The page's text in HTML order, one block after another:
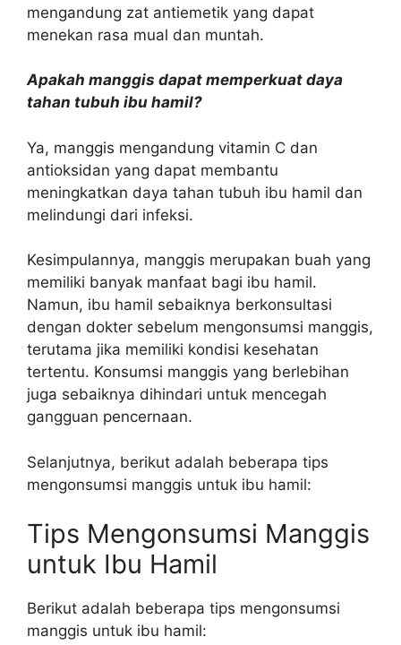
mengandung zat antiemetik yang dapat
menekan rasa mual dan muntah.
Apakah manggis dapat memperkuat daya
tahan tubuh ibu hamil?
Ya, manggis mengandung vitamin C dan
antioksidan yang dapat membantu
meningkatkan daya tahan tubuh ibu hamil dan
melindungi dari infeksi.
Kesimpulannya, manggis merupakan buah yang
memiliki banyak manfaat bagi ibu hamil.
Namun, ibu hamil sebaiknya berkonsultasi
dengan dokter sebelum mengonsumsi manggis,
terutama jika memiliki kondisi kesehatan
tertentu. Konsumsi manggis yang berlebihan
juga sebaiknya dihindari untuk mencegah
gangguan pencernaan.
Selanjutnya, berikut adalah beberapa tips
mengonsumsi manggis untuk ibu hamil:
Tips Mengonsumsi Manggis
untuk Ibu Hamil
Berikut adalah beberapa tips mengonsumsi
manggis untuk ibu hamil: